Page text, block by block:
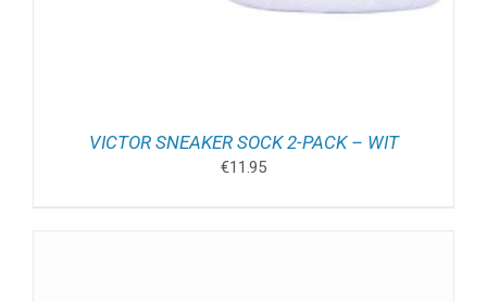
VICTOR SNEAKER SOCK 2-PACK – WIT
€11.95